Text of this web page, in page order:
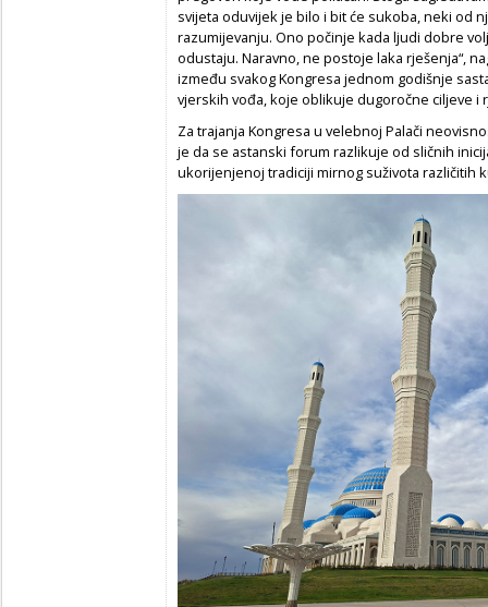
svijeta oduvijek je bilo i bit će sukoba, neki od
razumijevanju. Ono počinje kada ljudi dobre
odustaju. Naravno, ne postoje laka rješenja“,
između svakog Kongresa jednom godišnje
vjerskih vođa, koje oblikuje dugoročne ciljeve i
Za trajanja Kongresa u velebnoj Palači
je da se astanski forum razlikuje od sličnih
ukorijenjenoj tradiciji mirnog suživota različitih